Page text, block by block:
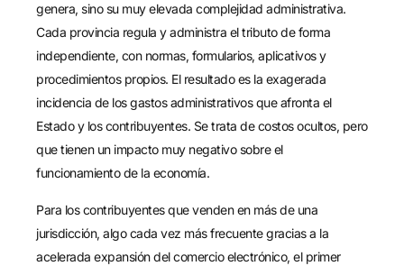
genera, sino su muy elevada complejidad administrativa.
Cada provincia regula y administra el tributo de forma
independiente, con normas, formularios, aplicativos y
procedimientos propios. El resultado es la exagerada
incidencia de los gastos administrativos que afronta el
Estado y los contribuyentes. Se trata de costos ocultos, pero
que tienen un impacto muy negativo sobre el
funcionamiento de la economía.
Para los contribuyentes que venden en más de una
jurisdicción, algo cada vez más frecuente gracias a la
acelerada expansión del comercio electrónico, el primer